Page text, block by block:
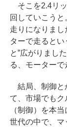
そこを2.4リ
回していこう
走りになりま
ターで走るとい
と”広がりまし
る、モーターで
結局、制御と
て、市場でもク
（制御）を本
世代の中で、マ